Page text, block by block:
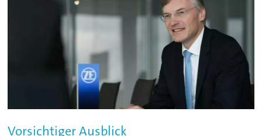
Vorsichtiger Ausblick